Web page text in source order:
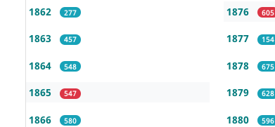
1862 277
1863 457
1864 548
1865 547
1866 580
1876 605
1877 154
1878 675
1879 628
1880 596